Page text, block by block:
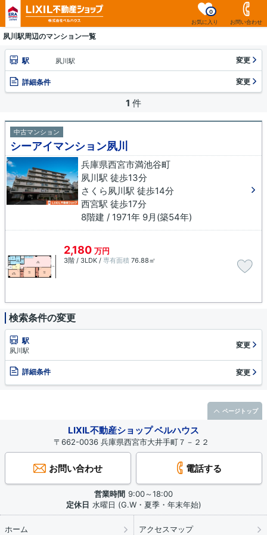
お気に入り
0
お問い合わせ
夙川駅周辺のマンション一覧
駅 夙川駅 変更
詳細条件 変更
1 件
中古マンション
シーアイマンション夙川
兵庫県西宮市満池谷町
夙川駅 徒歩13分
さくら夙川駅 徒歩14分
西宮駅 徒歩17分
8階建 / 1971年 9月(築54年)
2,180 万円
3階 / 3LDK / 専有面積 76.88㎡
検索条件の変更
駅
夙川駅
変更
詳細条件 変更
LIXIL不動産ショップ ベルハウス
〒662-0036 兵庫県西宮市大井手町７－２２
お問い合わせ 電話する
営業時間 9:00～18:00
定休日 水曜日 (G.W・夏季・年末年始)
ホーム アクセスマップ
ページトップ